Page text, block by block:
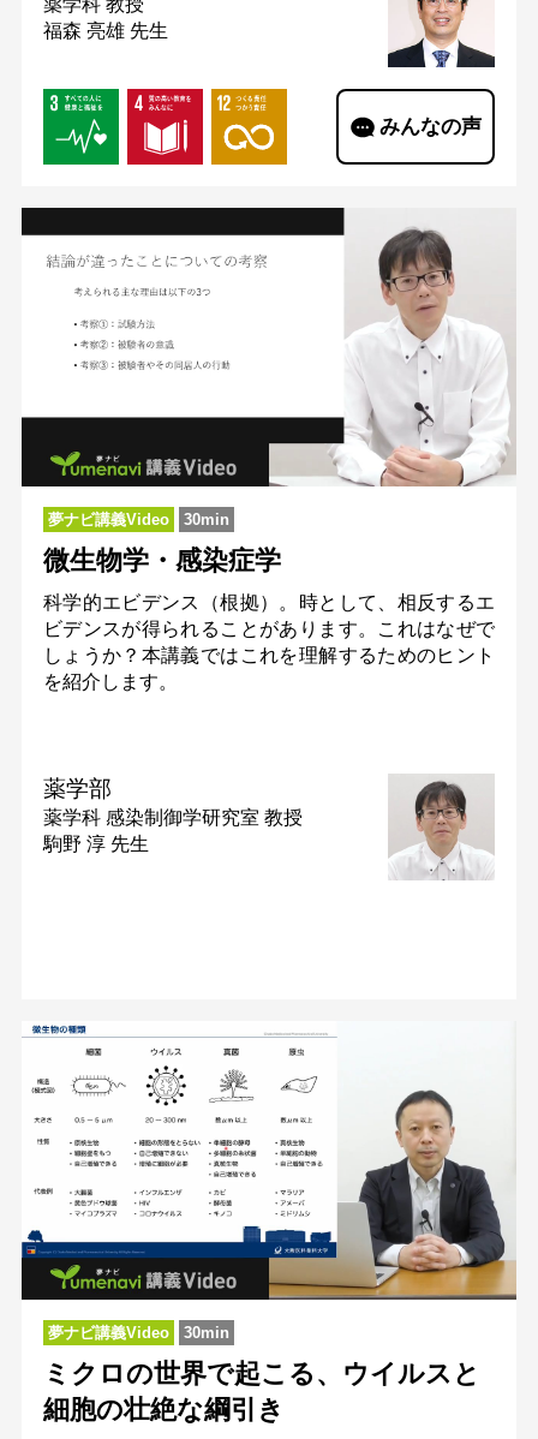
福森 亮雄 先生
みんなの声
夢ナビ講義Video 30min
微生物学・感染症学
科学的エビデンス（根拠）。時として、相反するエ
ビデンスが得られることがあります。これはなぜで
しょうか？本講義ではこれを理解するためのヒント
を紹介します。
薬学部
薬学科 感染制御学研究室 教授
駒野 淳 先生
夢ナビ講義Video 30min
ミクロの世界で起こる、ウイルスと
細胞の壮絶な綱引き